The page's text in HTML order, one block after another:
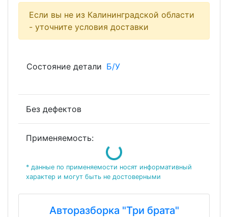
Если вы не из Калининградской области
- уточните условия доставки
Состояние детали Б/У
Без дефектов
Применяемость:Loading...
* данные по применяемости носят информативный
характер и могут быть не достоверными
Авторазборка "Три брата"